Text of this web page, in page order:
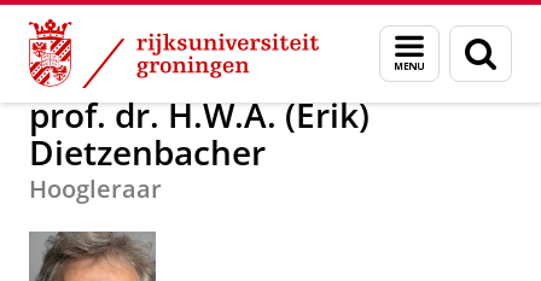
Skip
Content
Skip
Navigation
Menu
en
zoeken
Over ons prof. dr. H.W.A. (Erik) Dietzenbacher
prof. dr. H.W.A. (Erik)
Dietzenbacher
Hoogleraar